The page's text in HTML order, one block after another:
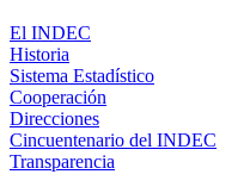
El INDEC
Historia
Sistema Estadístico
Cooperación
Direcciones
Cincuentenario del INDEC
Transparencia